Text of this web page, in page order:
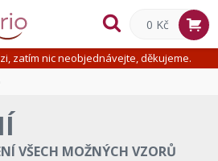
zatím nic neobjednávejte, děkujeme.
0 Kč
VŠECH MOŽNÝCH VZORŮ